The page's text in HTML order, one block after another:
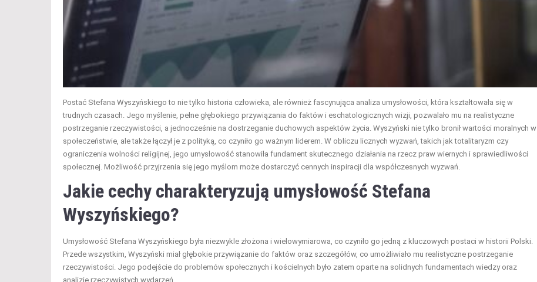
Postać Stefana Wyszyńskiego to nie tylko historia człowieka, ale również fascynująca analiza umysłowości, która kształtowała się w
trudnych czasach. Jego myślenie, pełne głębokiego przywiązania do faktów i eschatologicznych wizji, pozwalało mu na realistyczne
postrzeganie rzeczywistości, a jednocześnie na dostrzeganie duchowych aspektów życia. Wyszyński nie tylko bronił wartości moralnych w
społeczeństwie, ale także łączył je z polityką, co czyniło go ważnym liderem. W obliczu licznych wyzwań, takich jak totalitaryzm czy
ograniczenia wolności religijnej, jego umysłowość stanowiła fundament skutecznego działania na rzecz praw wiernych i sprawiedliwości
społecznej. Możliwość przyjrzenia się jego myślom może dostarczyć cennych inspiracji dla współczesnych wyzwań.
Jakie cechy charakteryzują umysłowość Stefana
Wyszyńskiego?
Umysłowość Stefana Wyszyńskiego była niezwykle złożona i wielowymiarowa, co czyniło go jedną z kluczowych postaci w historii Polski.
Przede wszystkim, Wyszyński miał głębokie przywiązanie do faktów oraz szczegółów, co umożliwiało mu realistyczne postrzeganie
rzeczywistości. Jego podejście do problemów społecznych i kościelnych było zatem oparte na solidnych fundamentach wiedzy oraz
analizie rzeczywistych wydarzeń.